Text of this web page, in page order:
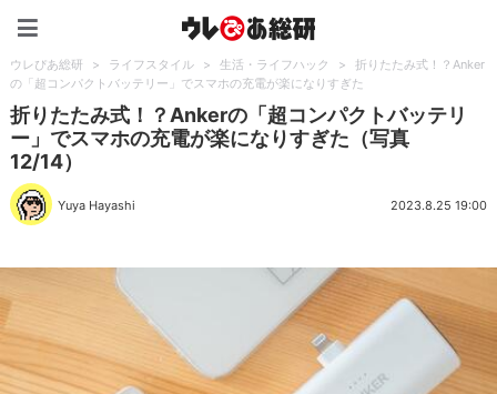
ウレぴあ総研 > ライフスタイル > 生活・ライフハック >
折りたたみ式！？Anker
の「超コンパクトバッテリー」でスマホの充電が楽になりすぎた
折りたたみ式！？Ankerの「超コンパクトバッテリ
ー」でスマホの充電が楽になりすぎた（写真
12/14）
Yuya Hayashi 2023.8.25 19:00